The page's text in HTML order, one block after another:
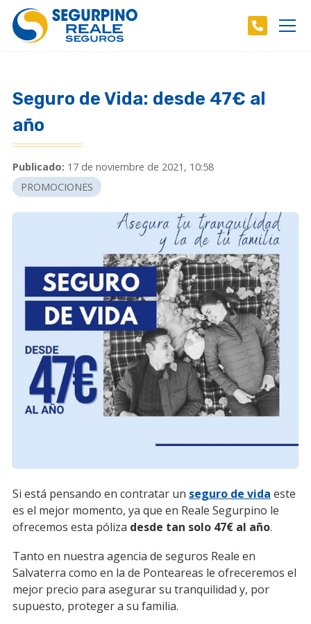
Seguro de Vida: desde 47€ al
año
Publicado: 17 de noviembre de 2021, 10:58
PROMOCIONES
Si está pensando en contratar un seguro de vida este
es el mejor momento, ya que en Reale Segurpino le
ofrecemos esta póliza desde tan solo 47€ al año.
Tanto en nuestra agencia de seguros Reale en
Salvaterra como en la de Ponteareas le ofreceremos el
mejor precio para asegurar su tranquilidad y, por
supuesto, proteger a su familia.